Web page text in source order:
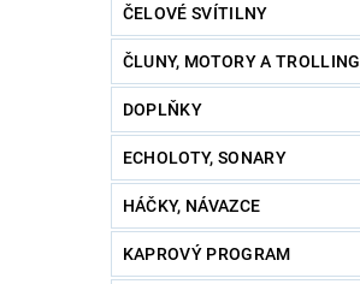
ČELOVÉ SVÍTILNY
ČLUNY, MOTORY A TROLLING
DOPLŇKY
ECHOLOTY, SONARY
HÁČKY, NÁVAZCE
KAPROVÝ PROGRAM